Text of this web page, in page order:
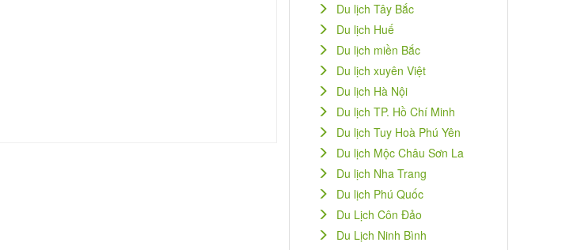
Du lịch Tây Bắc
Du lịch Huế
Du lịch miền Bắc
Du lịch xuyên Việt
Du lịch Hà Nội
Du lịch TP. Hồ Chí Minh
Du lịch Tuy Hoà Phú Yên
Du lịch Mộc Châu Sơn La
Du lịch Nha Trang
Du lịch Phú Quốc
Du Lịch Côn Đảo
Du Lịch Ninh Bình